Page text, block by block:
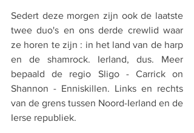
Sedert deze morgen zijn ook de laatste
twee duo's en ons derde crewlid waar
ze horen te zijn : in het land van de harp
en de shamrock. Ierland, dus. Meer
bepaald de regio Sligo - Carrick on
Shannon - Enniskillen. Links en rechts
van de grens tussen Noord-Ierland en de
Ierse republiek.